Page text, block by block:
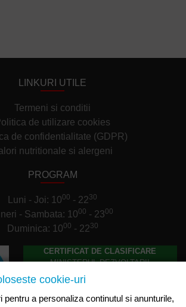
LINKURI UTILE
Termeni si conditii
de utilizare cookies
de confidentialitate (GDPR)
nutritionale si alergeni
PROGRAM
Luni - Joi: 1000 - 2230
- Sambata: 1000 - 2300
Duminica: 1000 - 2230
CERTIFICAT DE CLASIFICARE
MINISTERUL DEZVOLTARII
REGIONALE SI TURISMULUI
NR. 9848/02.05.2011
cookie-uri
pentru a personaliza continutul si anunturile,